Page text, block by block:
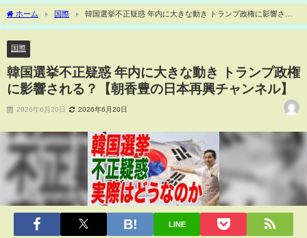
ホーム 国際
韓国選挙不正疑惑 年内に大きな動き トランプ政権に影響され
る？【朝香豊の日本再興チャンネル】
国際
韓国選挙不正疑惑 年内に大きな動き トランプ政権
に影響される？【朝香豊の日本再興チャンネル】
2026年6月20日 2026年6月20日
LINE